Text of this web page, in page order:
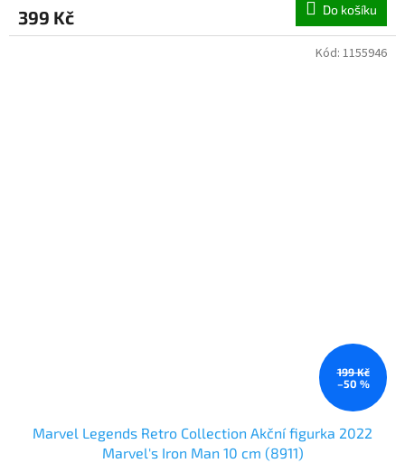
399 Kč Do košíku
199 Kč
–50 %
Marvel Legends Retro Collection Akční figurka 2022
Marvel's Iron Man 10 cm (8911)
Kód: 1155946